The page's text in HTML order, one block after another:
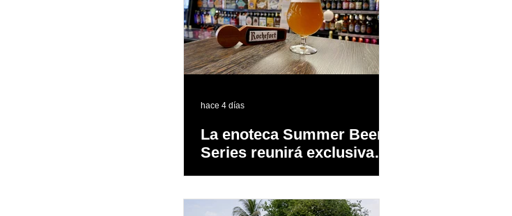
La enoteca Summer Beer
Series reunirá exclusivas
público
hace 4 días